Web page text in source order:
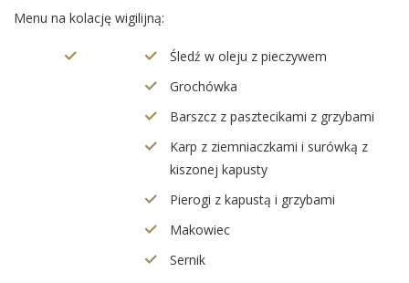
Menu na kolację wigilijną:
Śledź w oleju z pieczywem
Grochówka
Barszcz z pasztecikami z grzybami
Karp z ziemniaczkami i surówką z
kiszonej kapusty
Pierogi z kapustą i grzybami
Makowiec
Sernik